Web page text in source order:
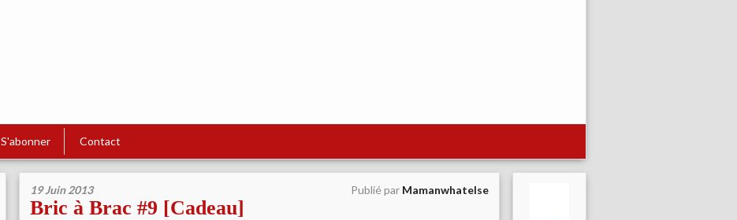
S'abonner Contact
19 Juin 2013 Publié par Mamanwhatelse
Bric à Brac #9 [Cadeau]